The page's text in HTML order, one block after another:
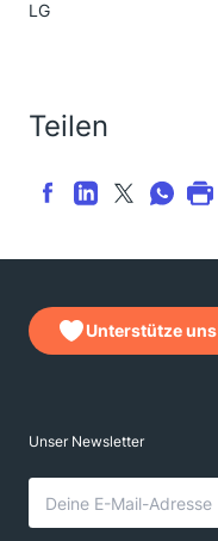
LG
Teilen
Unterstütze uns